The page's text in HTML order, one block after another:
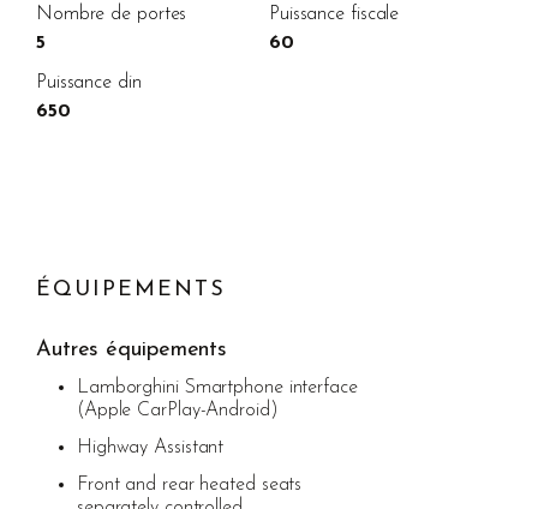
Nombre de portes
5
Puissance fiscale
60
Puissance din
650
ÉQUIPEMENTS
Autres équipements
Lamborghini Smartphone interface
(Apple CarPlay-Android)
Highway Assistant
Front and rear heated seats